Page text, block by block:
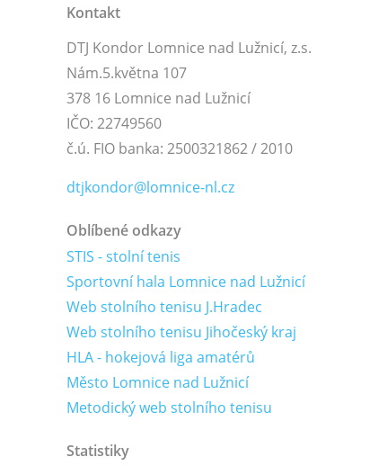
Kontakt
DTJ Kondor Lomnice nad Lužnicí, z.s.
Nám.5.května 107
378 16 Lomnice nad Lužnicí
IČO: 22749560
č.ú. FIO banka: 2500321862 / 2010
dtjkondor@lomnice-nl.cz
Oblíbené odkazy
STIS - stolní tenis
Sportovní hala Lomnice nad Lužnicí
Web stolního tenisu J.Hradec
Web stolního tenisu Jihočeský kraj
HLA - hokejová liga amatérů
Město Lomnice nad Lužnicí
Metodický web stolního tenisu
Statistiky